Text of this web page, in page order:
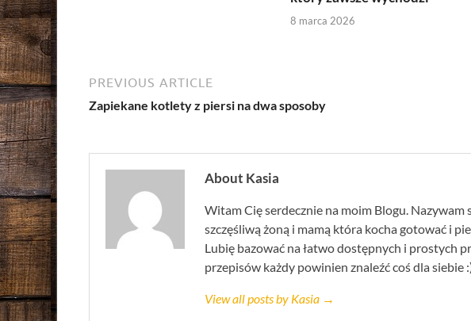
8 marca 2026
PREVIOUS ARTICLE
Zapiekane kotlety z piersi na dwa sposoby
About Kasia
Witam Cię serdecznie na moim Blogu. Nazywam
szczęśliwą żoną i mamą która kocha gotować i
Lubię bazować na łatwo dostępnych i prostych
przepisów każdy powinien znaleźć coś dla siebie
View all posts by Kasia →